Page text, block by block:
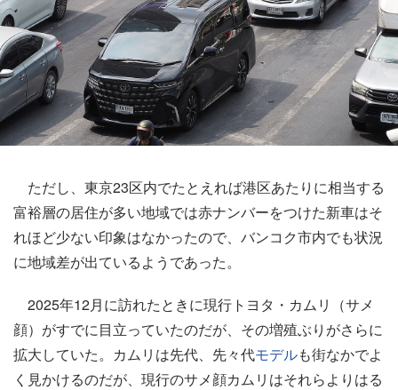
ただし、東京23区内でたとえれば港区あたりに相当する
富裕層の居住が多い地域では赤ナンバーをつけた新車はそ
れほど少ない印象はなかったので、バンコク市内でも状況
に地域差が出ているようであった。
2025年12月に訪れたときに現行トヨタ・カムリ（サメ
顔）がすでに目立っていたのだが、その増殖ぶりがさらに
拡大していた。カムリは先代、先々代モデルも街なかでよ
く見かけるのだが、現行のサメ顔カムリはそれらよりはる